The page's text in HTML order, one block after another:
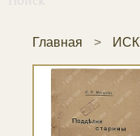
Главная